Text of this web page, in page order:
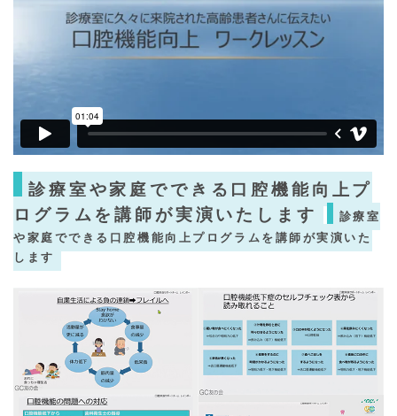
診療室や家庭でできる口腔機能向上プ
ログラム​を講師が実演いたします
診療室
や家庭でできる口腔機能向上プログラム​を講師が実演いた
します